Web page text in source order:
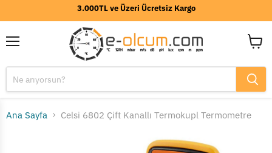
3.000TL ve Üzeri Ücretsiz Kargo
Ana Sayfa Celsi 6802 Çift Kanallı Termokupl Termometre